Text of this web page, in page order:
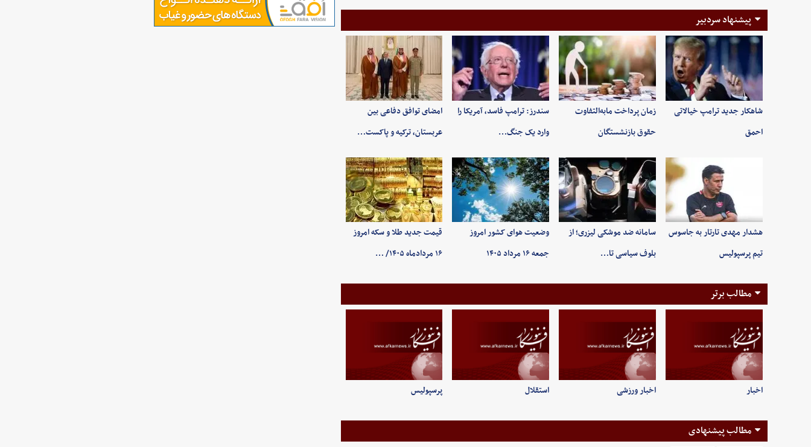
پیشنهاد سردبیر
شاهکار جدید ترامپ خیالاتی
احمق
زمان پرداخت مابه‌التفاوت
حقوق بازنشستگان
سندرز: ترامپ فاسد، آمریکا را
وارد یک جنگ…
امضای توافق دفاعی بین
عربستان، ترکیه و پاکست…
هشدار مهدی تارتار به جاسوس
تیم پرسپولیس
سامانه ضد موشکی لیزری؛ از
بلوف سیاسی تا…
وضعیت هوای کشور امروز
جمعه ۱۶ مرداد ۱۴۰۵
قیمت جدید طلا و سکه امروز
۱۶ مردادماه ۱۴۰۵/ …
مطالب برتر
اخبار اخبار ورزشی استقلال پرسپولیس
مطالب پیشنهادی